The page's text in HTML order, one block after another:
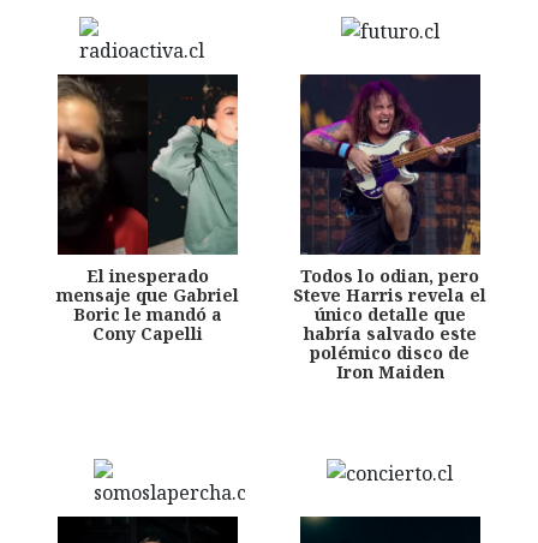
El inesperado
mensaje que Gabriel
Boric le mandó a
Cony Capelli
Todos lo odian, pero
Steve Harris revela el
único detalle que
habría salvado este
polémico disco de
Iron Maiden